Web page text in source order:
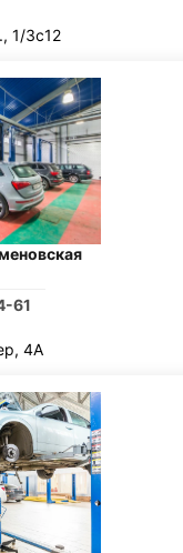
1/3с12
61
4А